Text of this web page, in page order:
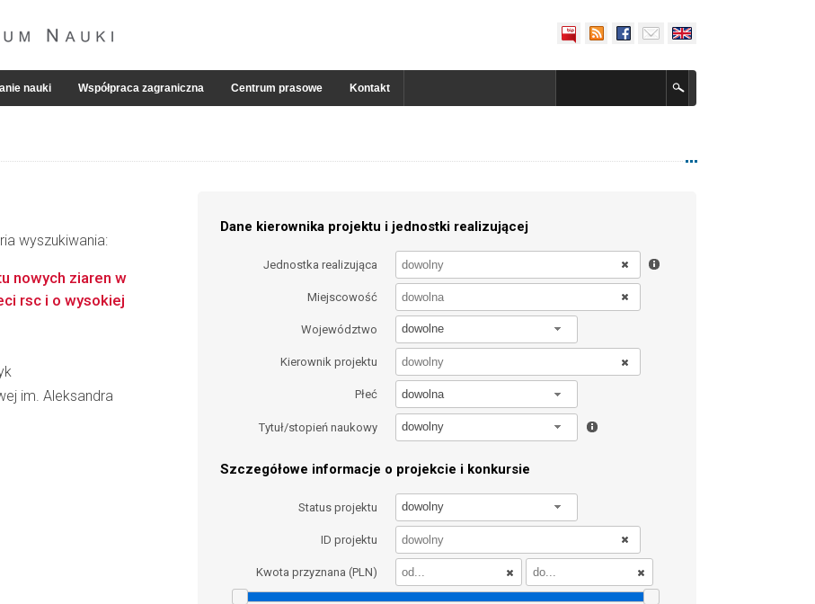
nauki Współpraca zagraniczna Centrum prasowe Kontakt
wyszukiwania:
Dane kierownika projektu i jednostki realizującej
Jednostka realizująca
Miejscowość
Województwo dowolne
Kierownik projektu
Płeć dowolna
Tytuł/stopień naukowy dowolny
Szczegółowe informacje o projekcie i konkursie
Status projektu dowolny
ID projektu
Kwota przyznana (PLN)
nowych ziaren w
rsc i o wysokiej
im. Aleksandra